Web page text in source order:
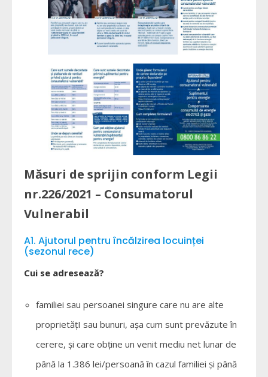
Măsuri de sprijin conform Legii
nr.226/2021 – Consumatorul
Vulnerabil
A1. Ajutorul pentru încălzirea locuinței
(sezonul rece)
Cui se adresează?
familiei sau persoanei singure care nu are alte
proprietățI sau bunuri, așa cum sunt prevăzute în
cerere, și care obține un venit mediu net lunar de
până la 1.386 lei/persoană în cazul familiei și până